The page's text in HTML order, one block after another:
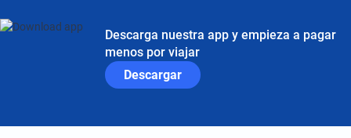
Descarga nuestra app y empieza a pagar
menos por viajar
Descargar